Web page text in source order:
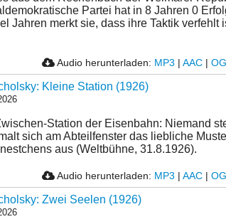
Partei hat in 8 Jahren 0
Jahren merkt sie, dass ihre Taktik verfehlt
Audio herunterladen: MP3 | AAC |
Kleine Station (1926)
Station der Eisenbahn: Niemand
sich am Abteilfenster das liebliche
aus (Weltbühne, 31.8.1926).
Audio herunterladen: MP3 | AAC |
Zwei Seelen (1926)